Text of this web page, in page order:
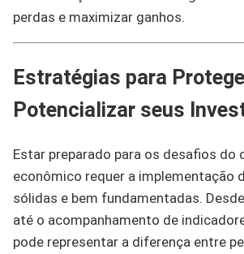
perdas e maximizar ganhos.
Estratégias para
Potencializar seus
Estar preparado para os desafios do
econômico requer a implementação
sólidas e bem fundamentadas.
até o acompanhamento de
pode representar a diferença entre